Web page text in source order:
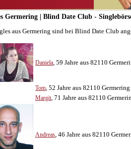
Germering | Blind Date Club -
aus Germering sind bei Blind Date Club
Daniela, 59 Jahre aus 82110
Tom, 52 Jahre aus 82110 Germering
Margit, 71 Jahre aus 82110
Andreas, 46 Jahre aus 82110